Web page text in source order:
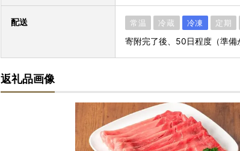
配送 常温 冷蔵 冷凍 定期
寄附完了後、50日程度（準備
返礼品画像